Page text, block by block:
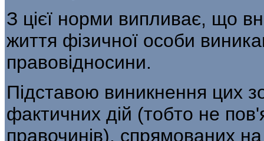
З цієї норми випливає, що
життя фізичної особи
правовідносини.
Підставою виникнення цих
фактичних дій (тобто не
правочинів), спрямованих